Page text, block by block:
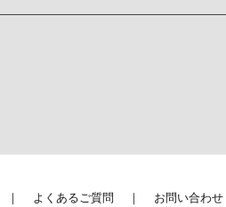
よくあるご質問 お問い合わせ